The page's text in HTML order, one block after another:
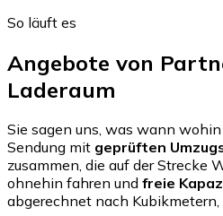
So läuft es
Angebote von
Laderaum
Sie sagen uns, was wann
Sendung mit geprüften
zusammen, die auf der Strecke
ohnehin fahren und freie
abgerechnet nach